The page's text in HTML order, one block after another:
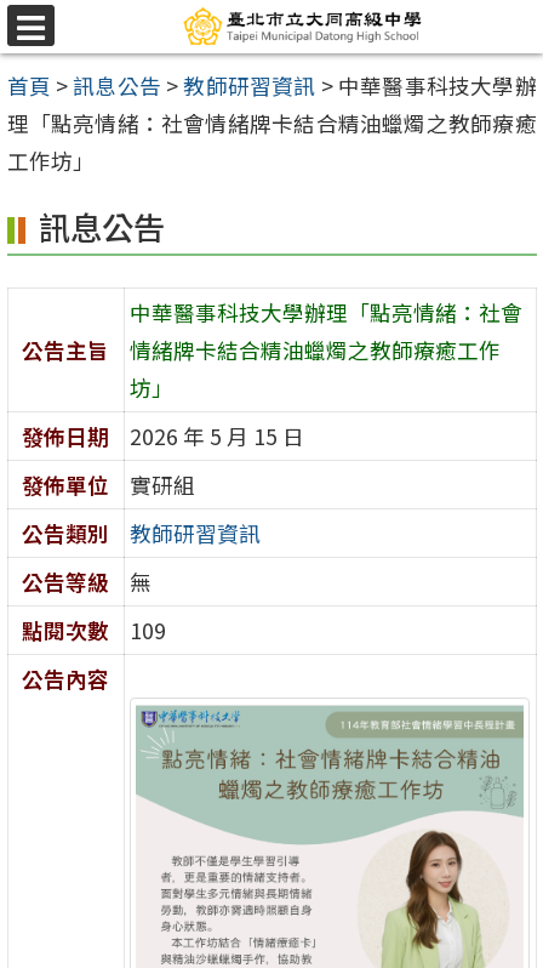
跳
至
主
要
內
區
選
單
首頁 >訊息公告 >教師研習資訊 > 中華醫事科技大學辦
理「點亮情緒：社會情緒牌卡結合精油蠟燭之教師療癒
工作坊」
訊息公告
公告主旨
中華醫事科技大學辦理「點亮情緒：社會
情緒牌卡結合精油蠟燭之教師療癒工作
坊」
發佈日期
2026 年 5 月 15 日
發佈單位
實研組
公告類別
教師研習資訊
公告等級
無
點閱次數
109
公告內容